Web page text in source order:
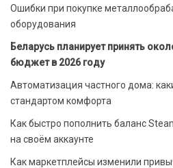
Ошибки при покупке
оборудования
Беларусь планирует принять
бюджет в 2026 году
Автоматизация частного дома:
стандартом комфорта
Как быстро пополнить баланс
на своём аккаунте
Как маркетплейсы изменили